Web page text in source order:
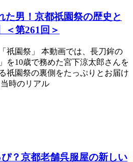
た男！京都祇園祭の歴史と
＜第261回＞
祇園祭」 本動画では、長刀鉾の
を10歳で務めた宮下涼太郎さんを
祇園祭の裏側をたっぷりとお届け
時のリアル
ぴ？京都老舗呉服屋の新しい